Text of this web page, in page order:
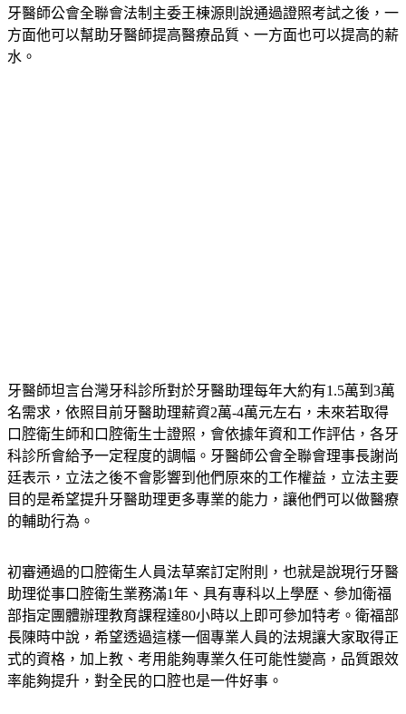
方面他可以幫助牙醫師提高醫療品質、一方面也可以提高的薪
水。
名需求，依照目前牙醫助理薪資2萬-4萬元左右，未來若取得
口腔衛生師和口腔衛生士證照，會依據年資和工作評估，各牙
科診所會給予一定程度的調幅。牙醫師公會全聯會理事長謝尚
廷表示，立法之後不會影響到他們原來的工作權益，立法主要
目的是希望提升牙醫助理更多專業的能力，讓他們可以做醫療
的輔助行為。
助理從事口腔衛生業務滿1年、具有專科以上學歷、參加衛福
部指定團體辦理教育課程達80小時以上即可參加特考。衛福部
長陳時中說，希望透過這樣一個專業人員的法規讓大家取得正
式的資格，加上教、考用能夠專業久任可能性變高，品質跟效
率能夠提升，對全民的口腔也是一件好事。